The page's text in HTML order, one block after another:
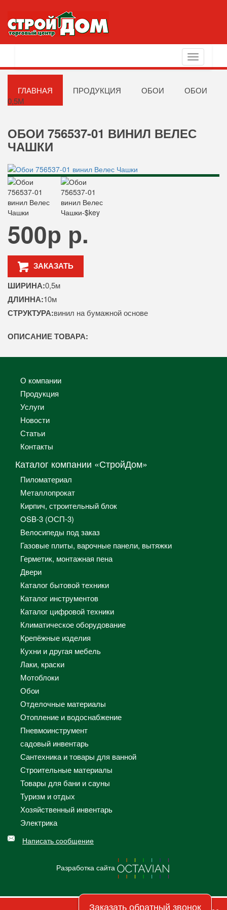
Toggle
navigation
ГЛАВНАЯ ПРОДУКЦИЯ ОБОИ
ОБОИ
0,5М
ОБОИ 756537-01 ВИНИЛ ВЕЛЕС
ЧАШКИ
500р р.
ЗАКАЗАТЬ
ШИРИНА:0,5м
ДЛИННА:10м
СТРУКТУРА:винил на бумажной основе
ОПИСАНИЕ ТОВАРА:
О компании
Продукция
Услуги
Новости
Статьи
Контакты
Каталог компании «СтройДом»
Пиломатериал
Металлопрокат
Кирпич, строительный блок
OSB-3 (ОСП-3)
Велосипеды под заказ
Газовые плиты, варочные панели, вытяжки
Герметик, монтажная пена
Двери
Каталог бытовой техники
Каталог инструментов
Каталог цифровой техники
Климатическое оборудование
Крепёжные изделия
Кухни и другая мебель
Лаки, краски
Мотоблоки
Обои
Отделочные материалы
Отопление и водоснабжение
Пневмоинструмент
садовый инвентарь
Сантехника и товары для ванной
Строительные материалы
Товары для бани и сауны
Туризм и отдых
Хозяйственный инвентарь
Электрика
Написать сообщение
Разработка сайта
Заказать обратный звонок